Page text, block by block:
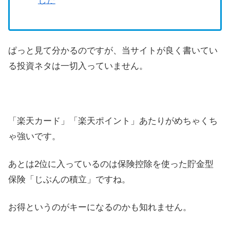
ぱっと見て分かるのですが、当サイトが良く書いてい
る投資ネタは一切入っていません。
「楽天カード」「楽天ポイント」あたりがめちゃくち
ゃ強いです。
あとは2位に入っているのは保険控除を使った貯金型
保険「じぶんの積立」ですね。
お得というのがキーになるのかも知れません。